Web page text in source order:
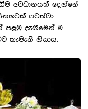
අවධානයක් දෙන්නේ
පවත්වා
දැකීමෙන් ම
කැමැති නිසාය.